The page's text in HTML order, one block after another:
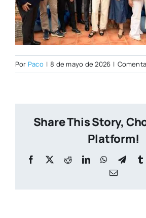
Por Paco | 8 de mayo de 2026 |
Share This Story,
Platform!
Facebook
X RedditLinkedInWhatsApp
Correo